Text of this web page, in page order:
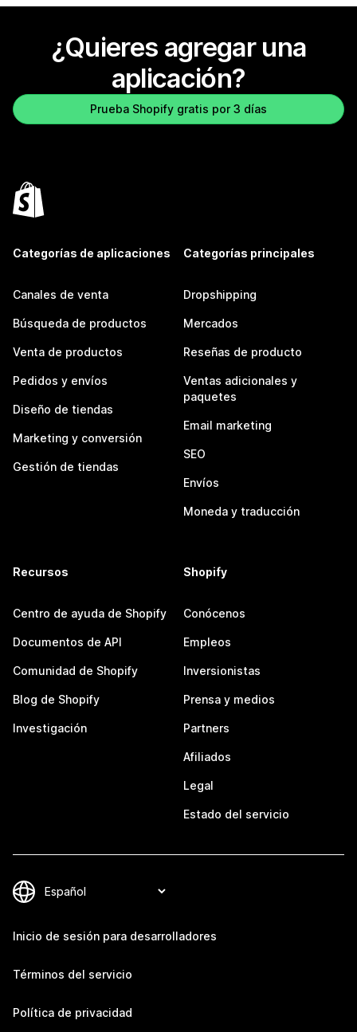
¿Quieres agregar una
aplicación?
Prueba Shopify gratis por 3 días
Categorías de aplicaciones
Canales de venta
Búsqueda de productos
Venta de productos
Pedidos y envíos
Diseño de tiendas
Marketing y conversión
Gestión de tiendas
Categorías principales
Dropshipping
Mercados
Reseñas de producto
Ventas adicionales y
paquetes
Email marketing
SEO
Envíos
Moneda y traducción
Recursos
Centro de ayuda de Shopify
Documentos de API
Comunidad de Shopify
Blog de Shopify
Investigación
Shopify
Conócenos
Empleos
Inversionistas
Prensa y medios
Partners
Afiliados
Legal
Estado del servicio
Inicio de sesión para desarrolladores
Términos del servicio
Política de privacidad